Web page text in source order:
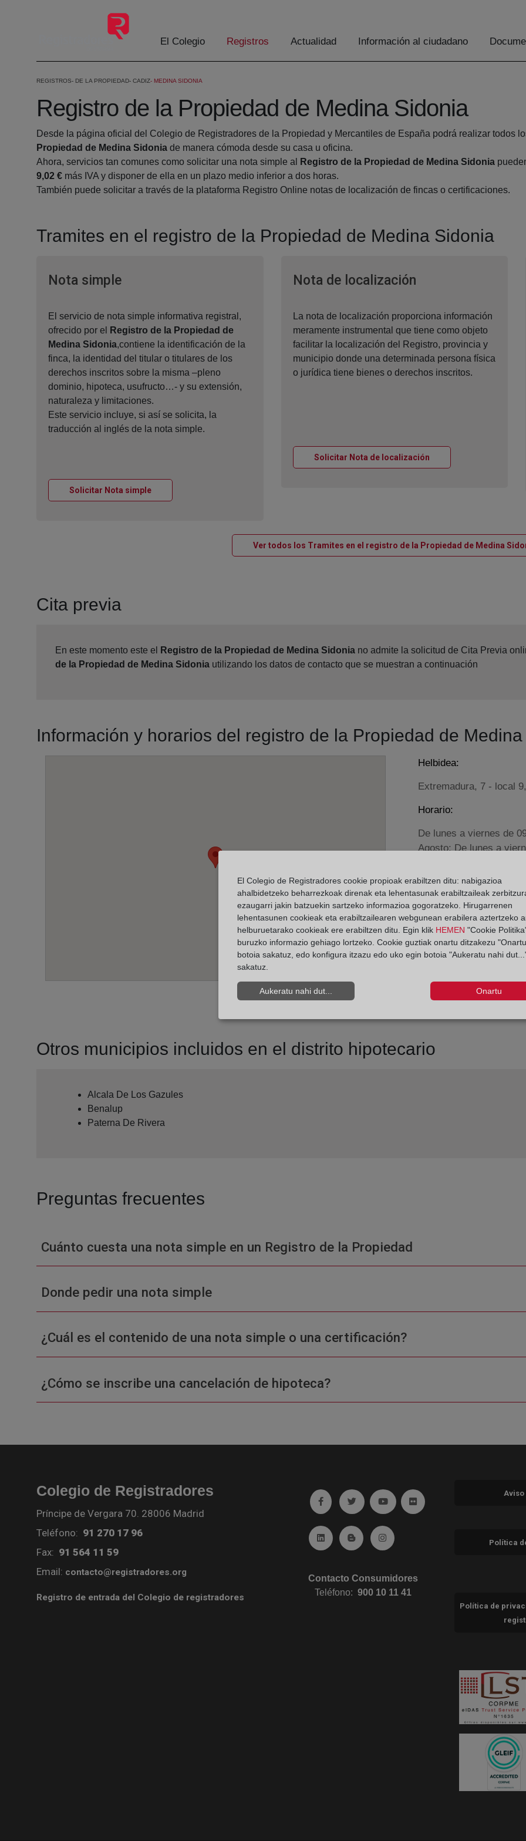
El Colegio Registros Actualidad Información al ciudadano
REGISTROS DE LA PROPIEDAD CADIZ MEDINA SIDONIA
Registro de la Propiedad de Medina Sidonia
Desde la página oficial del Colegio de Registradores de la Propiedad y Mercantiles de España podrá realizar todos
Propiedad de Medina Sidonia de manera cómoda desde su casa u oficina.
Ahora, servicios tan comunes como solicitar una nota simple al
Registro de la Propiedad de Medina Sidonia
9,02 € más IVA y disponer de ella en un plazo medio inferior a dos horas.
También puede solicitar a través de la plataforma Registro Online notas de localización de fincas o certificaciones.
Tramites en el registro de la Propiedad de Medina Sidonia
Nota simpleVentana nueva
El servicio de nota simple informativa registral,
ofrecido por el
Registro de la Propiedad de
Medina Sidonia,contiene la identificación de la
finca, la identidad del titular o titulares de los
derechos inscritos sobre la misma –pleno
dominio, hipoteca, usufructo…- y su extensión,
naturaleza y limitaciones.
Este servicio incluye, si así se solicita, la
traducción al inglés de la nota simple.
Solicitar Nota simpleVentana nueva
Nota de localizaciónVentana nueva
La nota de localización proporciona información
meramente instrumental que tiene como objeto
facilitar la localización del Registro, provincia y
municipio donde una determinada persona física
o jurídica tiene bienes o derechos inscritos.
Solicitar Nota de localizaciónVentana nueva
Ver todos los Tramites en el registro de la Propiedad de Medina
Cita previa
En este momento este el Registro de la Propiedad de Medina Sidonia no admite la solicitud de Cita Previa
de la Propiedad de Medina Sidonia utilizando los datos de contacto que se muestran a continuación
Información y horarios del registro de la Propiedad de
Helbidea:
Extremadura, 7 - local
Horario:
De lunes a viernes de
Agosto: De lunes a
Los días 24 y 31 de
Datos de contacto:
(956) 41 00 36
Datos del Registrador:
Delegado de Protección
dpo@corpme.es
Otros municipios incluidos en el distrito hipotecario
Alcala De Los Gazules
Benalup
Paterna De Rivera
Preguntas frecuentes
Cuánto cuesta una nota simple en un Registro de la Propiedad
Donde pedir una nota simple
¿Cuál es el contenido de una nota simple o una certificación?
¿Cómo se inscribe una cancelación de hipoteca?
Colegio de Registradores
Príncipe de Vergara 70. 28006 Madrid
Teléfono: 91 270 17 96
Fax: 91 564 11 59
Email: contacto@registradores.org
Registro de entrada del Colegio de registradores
Ir a facebook (abre en ventana nueva)
Ir a twitter (abre en ventana nueva)
Ir a YouTube (abre en ventana nueva)
Ir a Flickr (abre en ventana
Ir a Linkedin (abre en ventana nueva)
Ir al Blog (abre en ventana nueva)
Ir a Instagram (abre en ventana
Contacto Consumidores
Teléfono:900 10 11 41
Aviso
Política
Política de
El Colegio de Registradores cookie propioak erabiltzen ditu: nabigazioa
ahalbidetzeko beharrezkoak direnak eta lehentasunak erabiltzaileak
ezaugarri jakin batzuekin sartzeko informazioa gogoratzeko. Hirugarrenen
lehentasunen cookieak eta erabiltzailearen webgunean erabilera aztertzeko
helburuetarako cookieak ere erabiltzen ditu. Egin klik HEMEN "Cookie
buruzko informazio gehiago lortzeko. Cookie guztiak onartu ditzakezu
botoia sakatuz, edo konfigura itzazu edo uko egin botoia "Aukeratu nahi
sakatuz.
Aukeratu nahi dut... Onartu